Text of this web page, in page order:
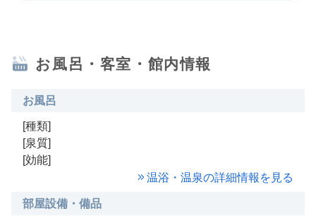
お風呂・客室・館内情報
お風呂
[種類]
[泉質]
[効能]
温浴・温泉の詳細情報を見る
部屋設備・備品